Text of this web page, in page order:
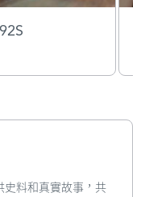
史料和真實故事，共